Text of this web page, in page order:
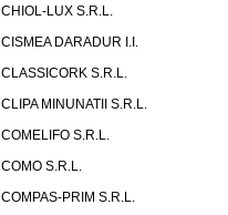
CHIOL-LUX S.R.L.
CISMEA DARADUR I.I.
CLASSICORK S.R.L.
CLIPA MINUNATII S.R.L.
COMELIFO S.R.L.
COMO S.R.L.
COMPAS-PRIM S.R.L.